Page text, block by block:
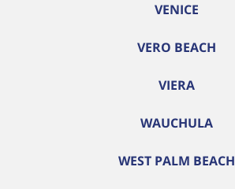
VENICE
VERO BEACH
VIERA
WAUCHULA
WEST PALM BEACH